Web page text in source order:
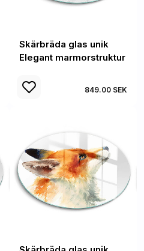
Skärbräda glas unik
Elegant marmorstruktur
849.00 SEK